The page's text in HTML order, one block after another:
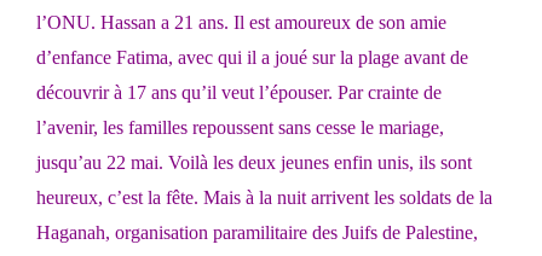
l’ONU. Hassan a 21 ans. Il est amoureux de son amie
d’enfance Fatima, avec qui il a joué sur la plage avant de
découvrir à 17 ans qu’il veut l’épouser. Par crainte de
l’avenir, les familles repoussent sans cesse le mariage,
jusqu’au 22 mai. Voilà les deux jeunes enfin unis, ils sont
heureux, c’est la fête. Mais à la nuit arrivent les soldats de la
Haganah, organisation paramilitaire des Juifs de Palestine,